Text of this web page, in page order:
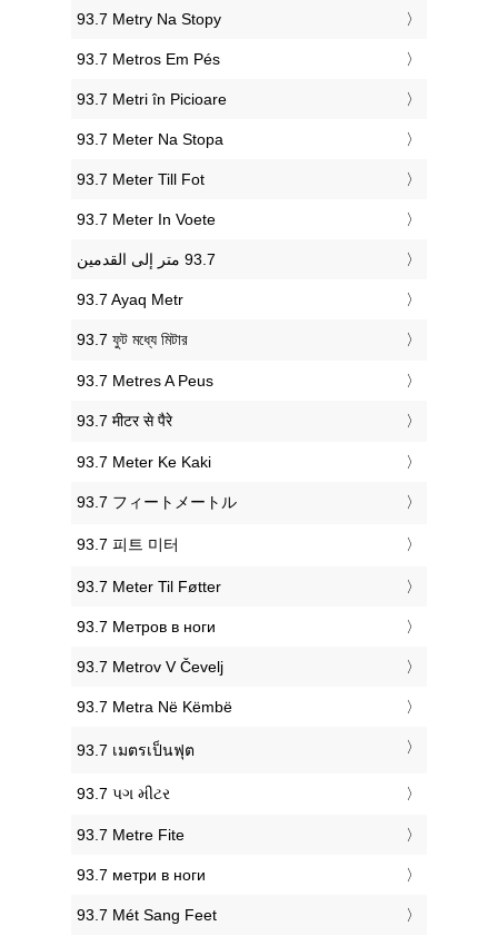
‎93.7 Metry Na Stopy
‎93.7 Metros Em Pés
‎93.7 Metri în Picioare
‎93.7 Meter Na Stopa
‎93.7 Meter Till Fot
‎93.7 Meter In Voete
‎93.7 Ayaq Metr
‎93.7 ফুট মধ্যে মিটার
‎93.7 Metres A Peus
‎93.7 मीटर से पैरे
‎93.7 Meter Ke Kaki
‎93.7 フィートメートル
‎93.7 피트 미터
‎93.7 Meter Til Føtter
‎93.7 Метров в ноги
‎93.7 Metrov V Čevelj
‎93.7 Metra Në Këmbë
‎93.7 เมตรเป็นฟุต
‎93.7 પગ મીટર
‎93.7 Metre Fite
‎93.7 метри в ноги
‎93.7 Mét Sang Feet